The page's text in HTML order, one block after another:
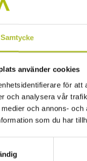
Samtycke
använder cookies
för att
och analysera vår
och annons-
som du har